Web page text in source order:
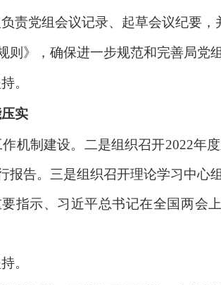
责党组会议记录、起草会议纪要
则》，确保进一步规范和完善局党
。
实
机制建设。二是组织召开2022年
报告。三是组织召开理论学习中
指示、习近平总书记在全国两会
。